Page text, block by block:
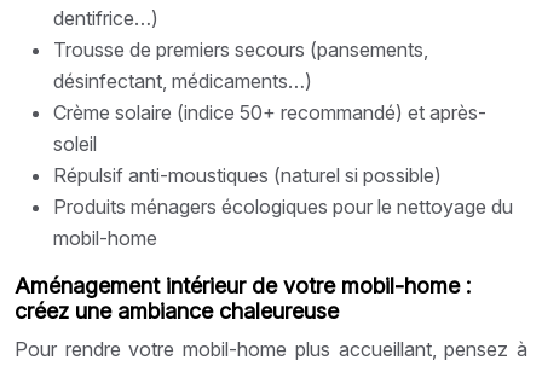
dentifrice…)
Trousse de premiers secours (pansements,
désinfectant, médicaments…)
Crème solaire (indice 50+ recommandé) et après-
soleil
Répulsif anti-moustiques (naturel si possible)
Produits ménagers écologiques pour le nettoyage du
mobil-home
Aménagement intérieur de votre mobil-home :
créez une ambiance chaleureuse
Pour rendre votre mobil-home plus accueillant, pensez à